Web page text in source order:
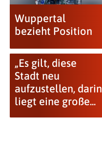
Wuppertal
bezieht Position
„Es gilt, diese
Stadt neu
aufzustellen, darin
liegt eine große...